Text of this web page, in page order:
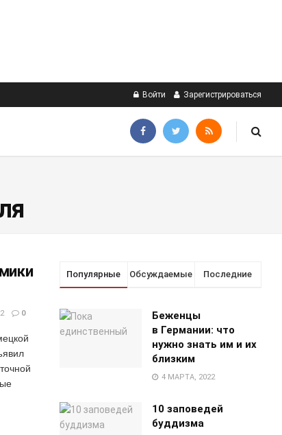
Войти Зарегистрироваться
0
Популярные Обсуждаемые Последние
Беженцы
в Германии: что
нужно знать им и их
близким
4 МАРТА, 2022
10 заповедей
буддизма